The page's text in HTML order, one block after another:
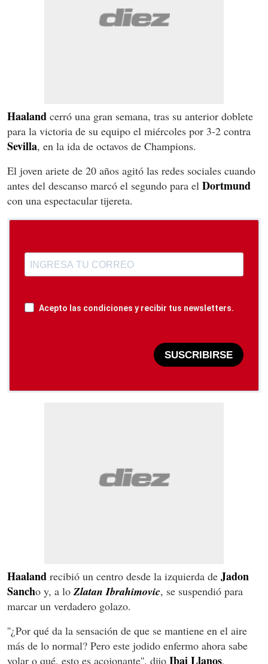
Haaland cerró una gran semana, tras su anterior doblete
para la victoria de su equipo el miércoles por 3-2 contra
Sevilla, en la ida de octavos de Champions.
El joven ariete de 20 años agitó las redes sociales cuando
antes del descanso marcó el segundo para el Dortmund
con una espectacular tijereta.
Acepto las condiciones y recibir tus newsletters.
SUSCRIBIRSE
Haaland recibió un centro desde la izquierda de Jadon
Sancho y, a lo Zlatan Ibrahimovic, se suspendió para
marcar un verdadero golazo.
''¿Por qué da la sensación de que se mantiene en el aire
más de lo normal? Pero este jodido enfermo ahora sabe
volar o qué, esto es acojonante'', dijo Ibai Llanos,